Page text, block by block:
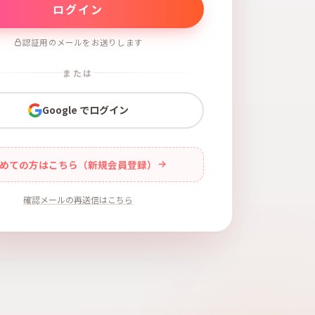
認証用のメールをお送りします
または
Google でログイン
ての方はこちら（新規会員登録）
確認メールの再送信はこちら